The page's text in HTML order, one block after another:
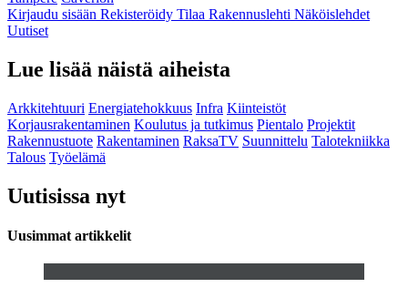
Kirjaudu sisään Rekisteröidy Tilaa Rakennuslehti Näköislehdet
Uutiset
Lue lisää näistä aiheista
Arkkitehtuuri Energiatehokkuus Infra Kiinteistöt
Korjausrakentaminen Koulutus ja tutkimus Pientalo Projektit
Rakennustuote Rakentaminen RaksaTV Suunnittelu Talotekniikka
Talous Työelämä
Uutisissa nyt
Uusimmat artikkelit